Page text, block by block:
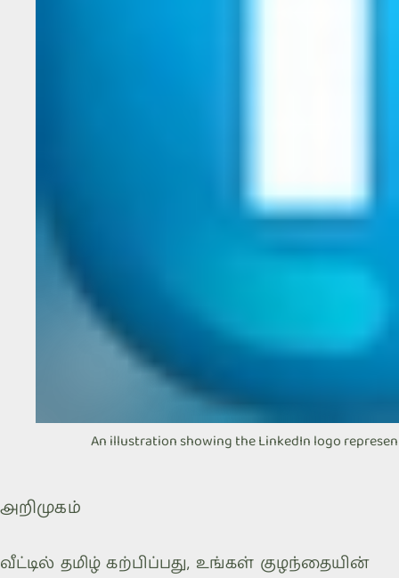
An illustration showing the LinkedIn logo
அறிமுகம்
வீட்டில் தமிழ் கற்பிப்பது, உங்கள் குழந்தையின்